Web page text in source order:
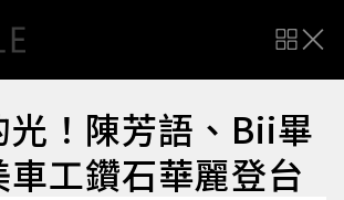
光！陳芳語、Bii畢
工鑽石華麗登台